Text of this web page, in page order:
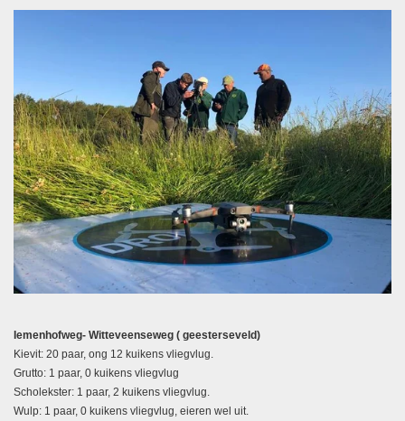
Iemenhofweg- Witteveenseweg ( geesterseveld)
Kievit: 20 paar, ong 12 kuikens vliegvlug.
Grutto: 1 paar, 0 kuikens vliegvlug
Scholekster: 1 paar, 2 kuikens vliegvlug.
Wulp: 1 paar, 0 kuikens vliegvlug, eieren wel uit.